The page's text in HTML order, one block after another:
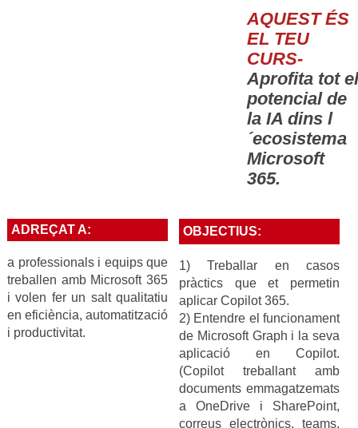
AQUEST ÉS
EL TEU
CURS-
Aprofita tot el
potencial de
la IA dins l
´ecosistema
Microsoft
365.
ADREÇAT A:
a professionals i equips que
treballen amb Microsoft 365
i volen fer un salt qualitatiu
en eficiència, automatització
i productivitat.
OBJECTIUS:
1) Treballar en casos
pràctics que et permetin
aplicar Copilot 365.
2) Entendre el funcionament
de Microsoft Graph i la seva
aplicació en Copilot.
(Copilot treballant amb
documents emmagatzemats
a OneDrive i SharePoint,
correus electrònics, teams,